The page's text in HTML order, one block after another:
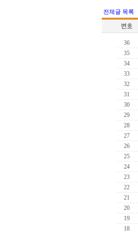
전체글 목록
36
35
34
33
32
31
30
29
28
27
26
25
24
23
22
21
20
19
18